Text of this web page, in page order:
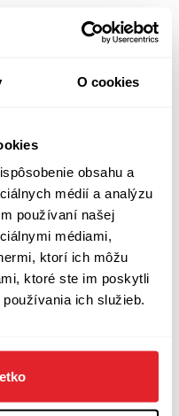
O cookies
obsahu a
médií a analýzu
používaní našej
médiami,
ktorí ich môžu
ktoré ste im poskytli
ich služieb.
Wollheima?
filozofie umění a
a knihy spadající do
si jej spojí především
spadá, je Wollheimovo
duše